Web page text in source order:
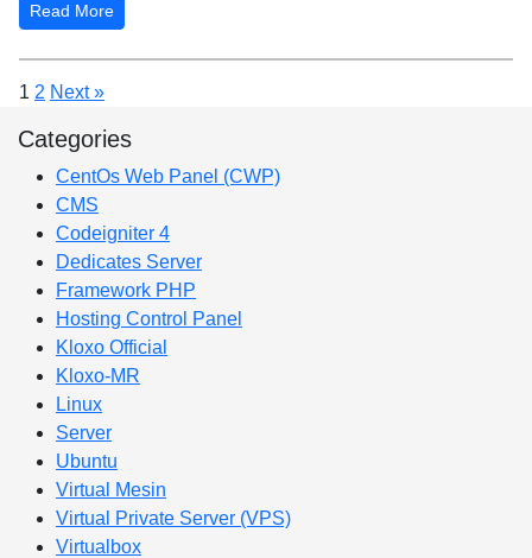
Read More
Posts
pagination
1 2 Next »
Categories
CentOs Web Panel (CWP)
CMS
Codeigniter 4
Dedicates Server
Framework PHP
Hosting Control Panel
Kloxo Official
Kloxo-MR
Linux
Server
Ubuntu
Virtual Mesin
Virtual Private Server (VPS)
Virtualbox